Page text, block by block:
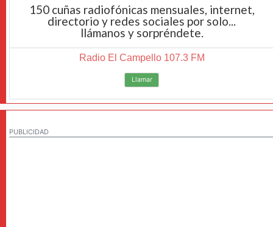
150 cuñas radiofónicas mensuales, internet,
directorio y redes sociales por solo...
llámanos y sorpréndete.
Radio El Campello 107.3 FM
Llamar
PUBLICIDAD